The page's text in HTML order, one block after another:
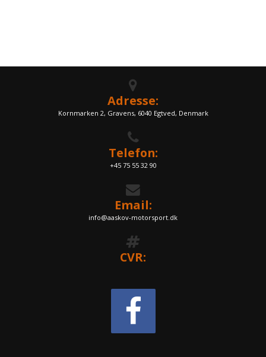
Adresse:
Kornmarken 2, Gravens, 6040 Egtved, Denmark
Telefon:
+45 75 55 32 90
Email:
info@aaskov-motorsport.dk
CVR: